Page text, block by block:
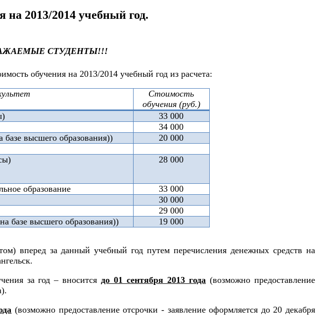
на 2013/2014 учебный год.
СТУДЕНТЫ!!!
обучения на 2013/2014 учебный год из расчета:
Стоимость
обучения (руб.)
33 000
34 000
высшего образования))
20 000
28 000
образование
33 000
30 000
29 000
базе высшего образования))
19 000
вперед за данный учебный год путем перечисления денежных средств на
за год – вноситсядо 01 сентября 2013 года (возможно предоставление
(возможно предоставление отсрочки - заявление оформляется до 20 декабря